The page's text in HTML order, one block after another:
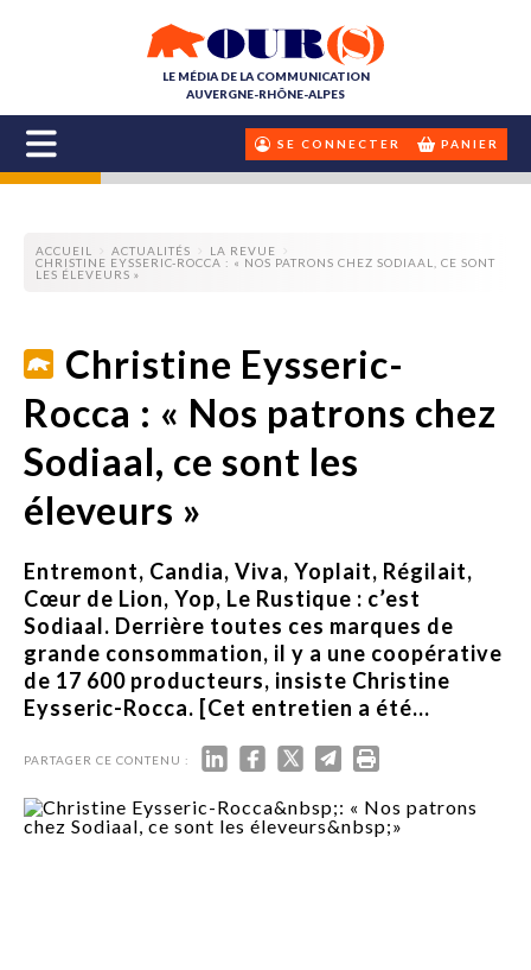
LE MÉDIA DE LA COMMUNICATION
AUVERGNE-RHÔNE-ALPES
SE CONNECTER PANIER
ACCUEIL ACTUALITÉS
LA REVUE
CHRISTINE EYSSERIC-ROCCA : « NOS PATRONS CHEZ SODIAAL, CE SONT
LES ÉLEVEURS »
Christine Eysseric-
Rocca : « Nos patrons chez
Sodiaal, ce sont les
éleveurs »
Entremont, Candia, Viva, Yoplait, Régilait,
Cœur de Lion, Yop, Le Rustique : c’est
Sodiaal. Derrière toutes ces marques de
grande consommation, il y a une coopérative
de 17 600 producteurs, insiste Christine
Eysseric-Rocca. [Cet entretien a été...
PARTAGER CE CONTENU :